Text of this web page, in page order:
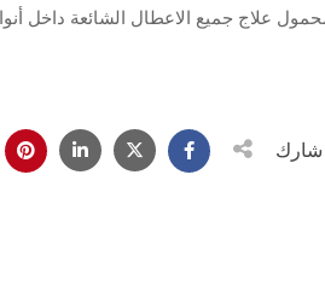
علاج جميع الاعطال الشائعة داخل
شارك